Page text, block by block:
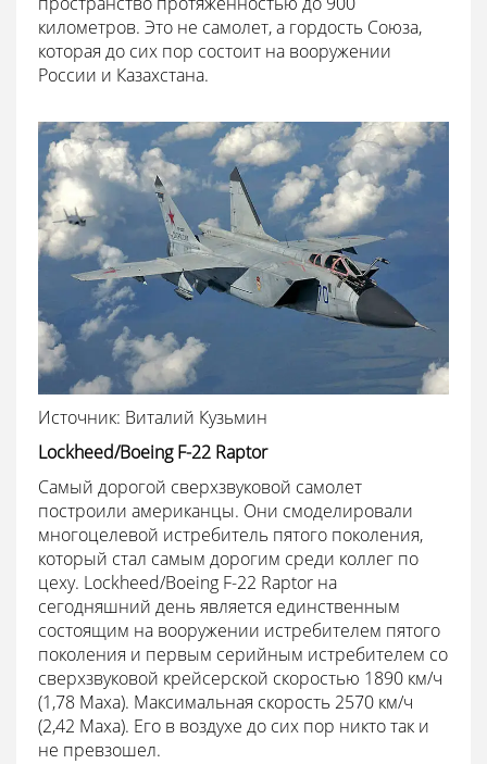
километров. Это не самолет, а гордость Союза,
которая до сих пор состоит на вооружении
России и Казахстана.
Источник: Виталий Кузьмин
Lockheed/Boeing F-22 Raptor
Самый дорогой сверхзвуковой самолет
построили американцы. Они смоделировали
многоцелевой истребитель пятого поколения,
который стал самым дорогим среди коллег по
цеху. Lockheed/Boeing F-22 Raptor на
сегодняшний день является единственным
состоящим на вооружении истребителем пятого
поколения и первым серийным истребителем со
сверхзвуковой крейсерской скоростью 1890 км/ч
(1,78 Маха). Максимальная скорость 2570 км/ч
(2,42 Маха). Его в воздухе до сих пор никто так и
не превзошел.